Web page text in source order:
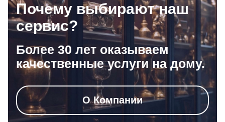
Почему выбирают наш
сервис?
Более 30 лет оказываем
качественные услуги на дому.
О Компании